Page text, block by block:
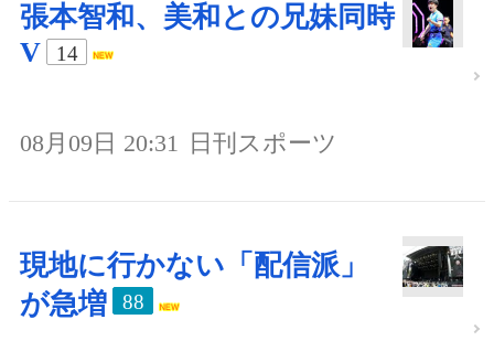
張本智和、美和との兄妹同時
V
14
08月09日 20:31 日刊スポーツ
現地に行かない「配信派」
が急増
88